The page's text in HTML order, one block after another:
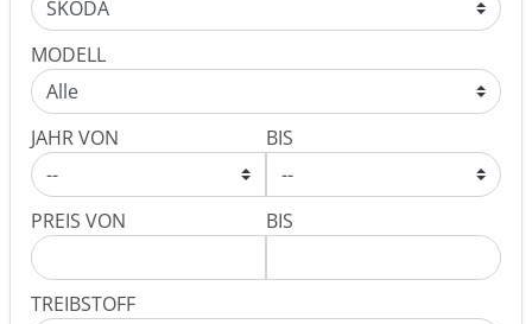
MODELL
JAHR VON BIS
PREIS VON BIS
TREIBSTOFF